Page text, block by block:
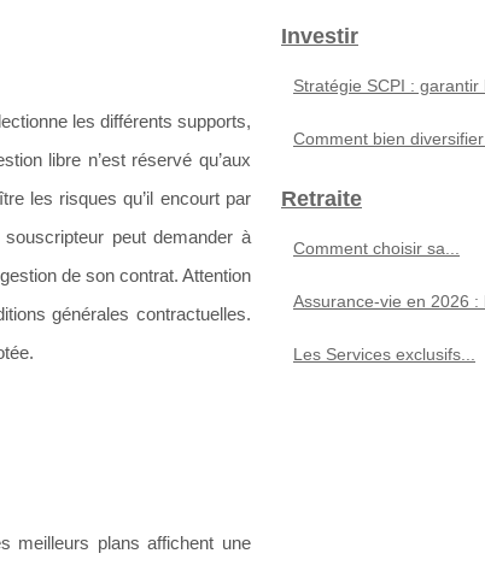
les différents supports,
libre n’est réservé qu’aux
les risques qu’il encourt par
peut demander à
de son contrat. Attention
générales contractuelles.
meilleurs plans affichent une
Investir
Stratégie SCPI : garantir
Comment bien diversifier
Retraite
Comment choisir sa...
Assurance-vie en 2026 :
Les Services exclusifs...